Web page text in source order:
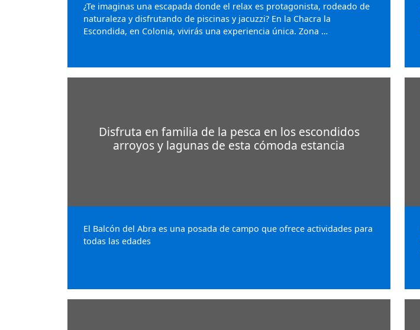
¿Te imaginas una escapada donde el relax es protagonista, rodeado de
naturaleza y disfrutando de piscinas y jacuzzi? En la Chacra la
Escondida, en Colonia, vivirás una experiencia única. Zona …
Disfruta en familia de la pesca en los escondidos
arroyos y lagunas de esta cómoda estancia
El Balcón del Abra es una posada de campo que ofrece actividades para
todas las edades